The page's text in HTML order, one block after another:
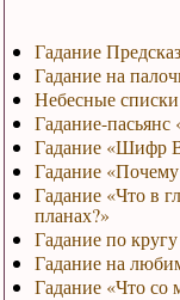
Гадание
Гадание на
Небесные
Гадание-пасьянс
Гадание «Шифр
Гадание
Гадание «Что в
планах?»
Гадание по
Гадание на
Гадание «Что со